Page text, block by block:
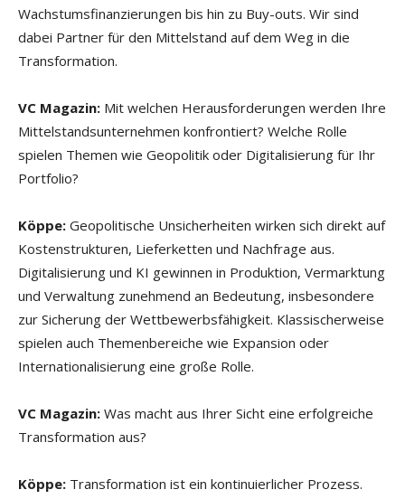
Wachstumsfinanzierungen bis hin zu Buy-outs. Wir sind
dabei Partner für den Mittelstand auf dem Weg in die
Transformation.
VC Magazin: Mit welchen Herausforderungen werden Ihre
Mittelstandsunternehmen konfrontiert? Welche Rolle
spielen Themen wie Geopolitik oder Digitalisierung für Ihr
Portfolio?
Köppe: Geopolitische Unsicherheiten wirken sich direkt auf
Kostenstrukturen, Lieferketten und Nachfrage aus.
Digitalisierung und KI gewinnen in Produktion, Vermarktung
und Verwaltung zunehmend an Bedeutung, insbesondere
zur Sicherung der Wettbewerbsfähigkeit. Klassischerweise
spielen auch Themenbereiche wie Expansion oder
Internationalisierung eine große Rolle.
VC Magazin: Was macht aus Ihrer Sicht eine erfolgreiche
Transformation aus?
Köppe: Transformation ist ein kontinuierlicher Prozess.